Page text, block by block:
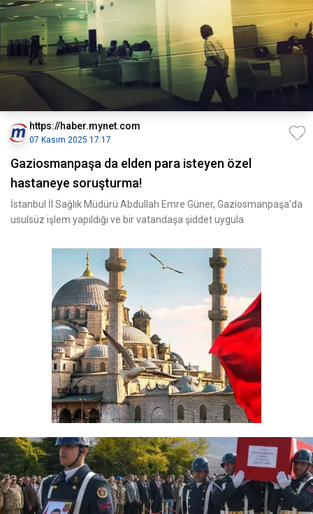
https://haber.mynet.com
07 Kasım 2025 17:17
Gaziosmanpaşa da elden para isteyen özel
hastaneye soruşturma!
İstanbul İl Sağlık Müdürü Abdullah Emre Güner, Gaziosmanpaşa'da
usulsüz işlem yapıldığı ve bir vatandaşa şiddet uygula